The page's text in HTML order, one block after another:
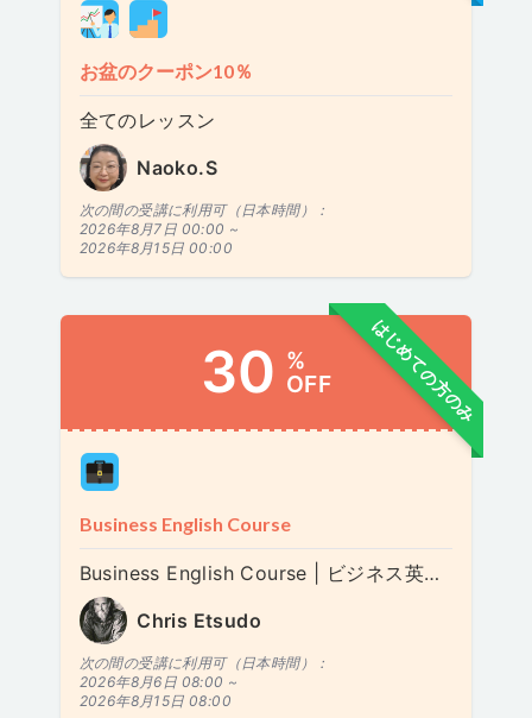
お盆のクーポン10％
全てのレッスン
Naoko.S
次の間の受講に利用可（日本時間）：
2026年8月7日 00:00 ~
2026年8月15日 00:00
はじめての方のみ
30 %
OFF
Business English Course
Business English Course | ビジネス英語 | 비즈니스 영어
Chris Etsudo
次の間の受講に利用可（日本時間）：
2026年8月6日 08:00 ~
2026年8月15日 08:00